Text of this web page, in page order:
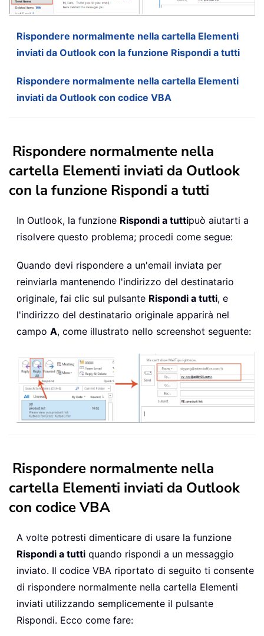
Rispondere normalmente nella cartella Elementi
inviati da Outlook con la funzione Rispondi a tutti
Rispondere normalmente nella cartella Elementi
inviati da Outlook con codice VBA
Rispondere normalmente nella
cartella Elementi inviati da Outlook
con la funzione Rispondi a tutti
In Outlook, la funzione Rispondi a tuttipuò aiutarti a
risolvere questo problema; procedi come segue:
Quando devi rispondere a un'email inviata per
reinviarla mantenendo l'indirizzo del destinatario
originale, fai clic sul pulsante Rispondi a tutti, e
l'indirizzo del destinatario originale apparirà nel
campo A, come illustrato nello screenshot seguente:
Rispondere normalmente nella
cartella Elementi inviati da Outlook
con codice VBA
A volte potresti dimenticare di usare la funzione
Rispondi a tutti quando rispondi a un messaggio
inviato. Il codice VBA riportato di seguito ti consente
di rispondere normalmente nella cartella Elementi
inviati utilizzando semplicemente il pulsante
Rispondi. Ecco come fare: